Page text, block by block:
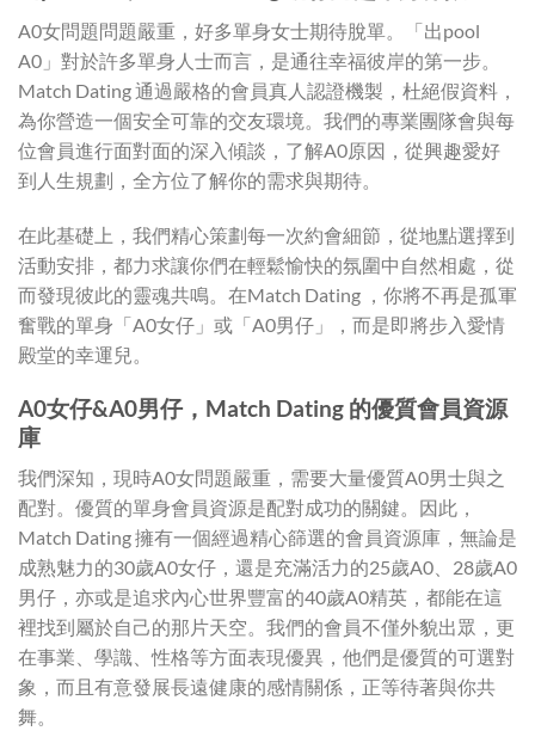
A0女問題問題嚴重，好多單身女士期待脫單。「出pool
A0」對於許多單身人士而言，是通往幸福彼岸的第一步。
Match Dating 通過嚴格的會員真人認證機製，杜絕假資料，
為你營造一個安全可靠的交友環境。我們的專業團隊會與每
位會員進行面對面的深入傾談，了解A0原因，從興趣愛好
到人生規劃，全方位了解你的需求與期待。
在此基礎上，我們精心策劃每一次約會細節，從地點選擇到
活動安排，都力求讓你們在輕鬆愉快的氛圍中自然相處，從
而發現彼此的靈魂共鳴。在Match Dating ，你將不再是孤軍
奮戰的單身「A0女仔」或「A0男仔」，而是即將步入愛情
殿堂的幸運兒。
A0女仔&A0男仔，Match Dating 的優質會員資源
庫
我們深知，現時A0女問題嚴重，需要大量優質A0男士與之
配對。優質的單身會員資源是配對成功的關鍵。因此，
Match Dating 擁有一個經過精心篩選的會員資源庫，無論是
成熟魅力的30歲A0女仔，還是充滿活力的25歲A0、28歲A0
男仔，亦或是追求內心世界豐富的40歲A0精英，都能在這
裡找到屬於自己的那片天空。我們的會員不僅外貌出眾，更
在事業、學識、性格等方面表現優異，他們是優質的可選對
象，而且有意發展長遠健康的感情關係，正等待著與你共
舞。